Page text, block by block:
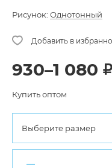
Рисунок: Однотонный
930–1 080
Купить оптом
Выберите размер